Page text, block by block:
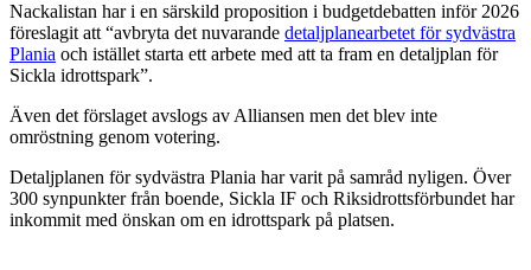
Nackalistan har i en särskild proposition i budgetdebatten inför 2026
föreslagit att “avbryta det nuvarande detaljplanearbetet för sydvästra
Plania och istället starta ett arbete med att ta fram en detaljplan för
Sickla idrottspark”.
Även det förslaget avslogs av Alliansen men det blev inte
omröstning genom votering.
Detaljplanen för sydvästra Plania har varit på samråd nyligen. Över
300 synpunkter från boende, Sickla IF och Riksidrottsförbundet har
inkommit med önskan om en idrottspark på platsen.